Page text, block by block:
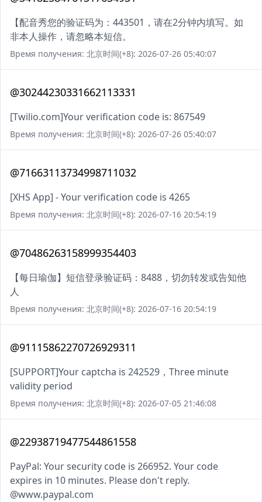
【配音秀您的验证码为：443501，请在2分钟内填写。如
非本人操作，请忽略本短信。
Время получения: 北京时间(+8): 2026-07-26 05:40:07
@30244230331662113331
[Twilio.com]Your verification code is: 867549
Время получения: 北京时间(+8): 2026-07-26 05:40:07
@71663113734998711032
[XHS App] - Your verification code is 4265
Время получения: 北京时间(+8): 2026-07-16 20:54:19
@70486263158999354403
【每日瑜伽】短信登录验证码：8488，切勿转发或告知他
人
Время получения: 北京时间(+8): 2026-07-16 20:54:19
@91115862270726929311
[SUPPORT]Your captcha is 242529，Three minute
validity period
Время получения: 北京时间(+8): 2026-07-05 21:46:08
@22938719477544861558
PayPal: Your security code is 266952. Your code
expires in 10 minutes. Please don't reply.
@www.paypal.com